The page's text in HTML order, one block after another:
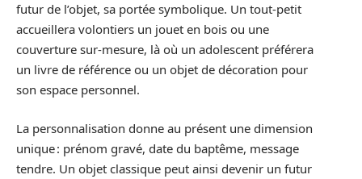
futur de l’objet, sa portée symbolique. Un tout-petit
accueillera volontiers un jouet en bois ou une
couverture sur-mesure, là où un adolescent préférera
un livre de référence ou un objet de décoration pour
son espace personnel.
La personnalisation donne au présent une dimension
unique : prénom gravé, date du baptême, message
tendre. Un objet classique peut ainsi devenir un futur